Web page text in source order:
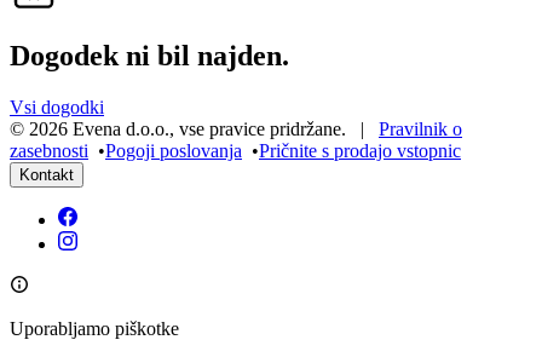
Dogodek ni bil najden.
Vsi dogodki
© 2026 Evena d.o.o., vse pravice pridržane. | Pravilnik o
zasebnosti •Pogoji poslovanja •Pričnite s prodajo vstopnic
Kontakt
Uporabljamo piškotke